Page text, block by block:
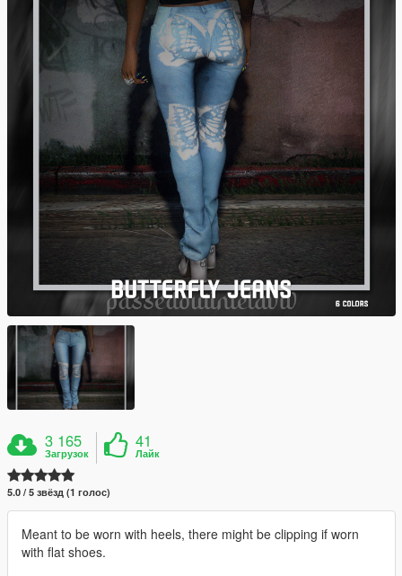
3 165
Загрузок
41
Лайк
5.0 / 5 звёзд (1 голос)
Meant to be worn with heels, there might be clipping if worn
with flat shoes.